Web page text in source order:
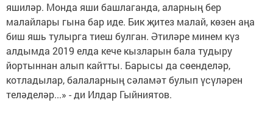
яшиләр. Монда яши башлаганда, аларның бер
малайлары гына бар иде. Бик җитез малай, көзен аңа
биш яшь тулырга тиеш булган. Әтиләре минем күз
алдымда 2019 елда кече кызларын бала тудыру
йортыннан алып кайтты. Барысы да сөенделәр,
котладылар, балаларның сәламәт булып үсүләрен
теләделәр...» - ди Илдар Гыйниятов.